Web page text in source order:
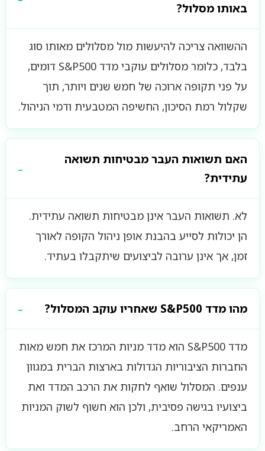
באותו מסלול?
ההשוואה צריכה להיעשות מול מסלולים מאותו סוג
בלבד, כלומר מסלולים עוקבי מדד S&P500 דומים,
על פני תקופה ארוכה של חמש שנים ויותר, תוך
שקלול רמת הסיכון, החשיפה המטבעית ודמי הניהול.
האם תשואות העבר מבטיחות תשואה
עתידית?
לא. תשואות העבר אינן מבטיחות תשואה עתידית.
הן יכולות לסייע בהבנת אופן ניהול הקופה לאורך
זמן, אך אינן ערובה לביצועים שיתקבלו בעתיד.
מהו מדד S&P500 שאחריו עוקב המסלול?
מדד S&P500 הוא מדד מניות המרכז את חמש מאות
החברות הציבוריות הגדולות בארצות הברית במגוון
ענפים. המסלול שואף לחקות את הרכב המדד ואת
ביצועיו בגישה פסיבית, ולכן הוא חשוף לשוק המניות
האמריקאי הרחב.